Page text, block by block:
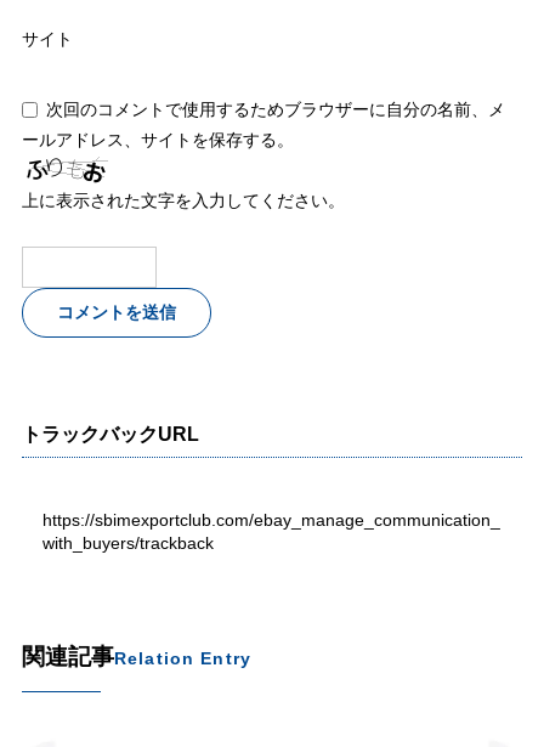
サイト
次回のコメントで使用するためブラウザーに自分の名前、メ
ールアドレス、サイトを保存する。
上に表示された文字を入力してください。
トラックバックURL
https://sbimexportclub.com/ebay_manage_communication_
with_buyers/trackback
関連記事Relation Entry